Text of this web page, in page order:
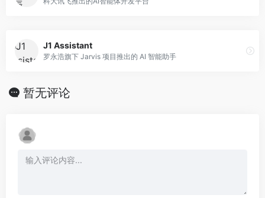
J1 Assistant
罗永浩旗下 Jarvis 项目推出的 AI 智能助手
暂无评论